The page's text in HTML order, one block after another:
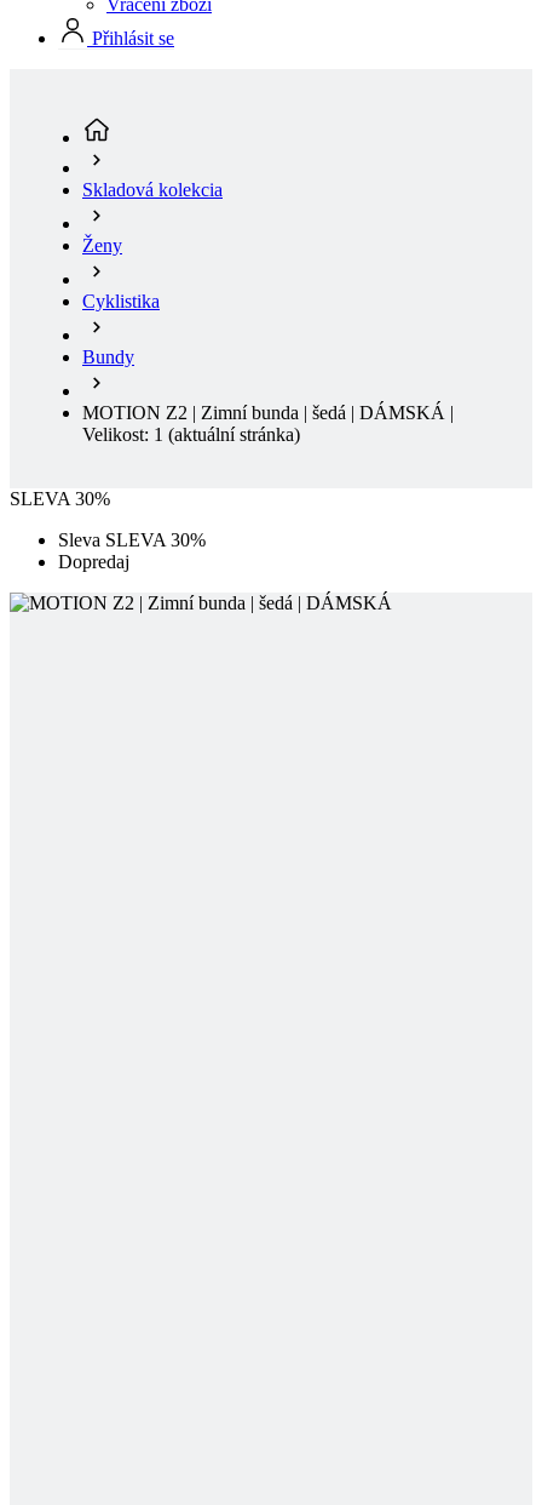
Ženy
Cyklistika
Bundy
MOTION Z2 | Zimní bunda | šedá | DÁMSKÁ |
Velikost: 1
SLEVA 30%
Sleva SLEVA 30%